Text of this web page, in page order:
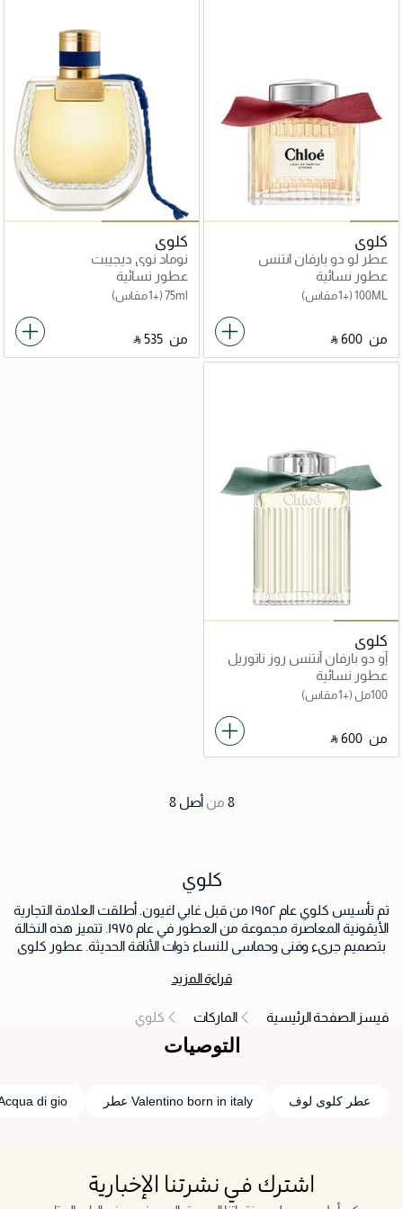
كلوي
عطر لو دو بارفان انتنس
عطور نسائية
100ML(+1 مقاس)
من ‎ ⃁ ⁦600⁩ ‎
كلوي
نوماد نوي ديجيبت
عطور نسائية
75ml(+1 مقاس)
من ‎ ⃁ ⁦535⁩ ‎
كلوي
أو دو بارفان أنتنس روز ناتوريل
أنتنس
عطور نسائية
100مل (+1 مقاس)
من ‎ ⃁ ⁦600⁩ ‎
منأصل8
كلوي
تم تأسيس كلوي عام ١٩٥٢ من قبل غابي اغيون. أطلقت العلامة التجارية
الأيقونية المعاصرة مجموعة من العطور في عام ١٩٧٥. تتميز هذه النخالة
بتصميم جريء وفني وحماسي للنساء ذوات الأناقة الحديثة. عطور كلوي
لك من قبل كلوي
قراءة المزيد
فيسز الصفحة الرئيسية الماركات كلوي
التوصيات
عطر كلوى لوف Valentino born in italy عطر Acqua di gio بروبادور
اشترك في نشرتنا الإخبارية